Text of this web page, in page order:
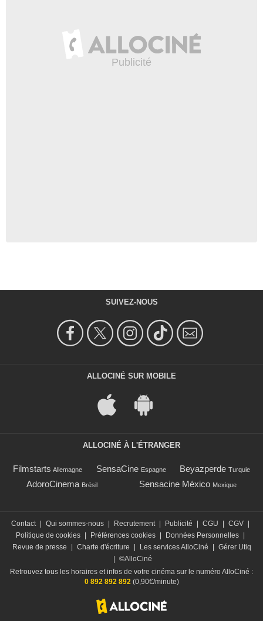
SUIVEZ-NOUS
ALLOCINÉ SUR MOBILE
ALLOCINÉ À L'ÉTRANGER
Filmstarts Allemagne SensaCine Espagne Beyazperde Turquie
AdoroCinema Brésil Sensacine México Mexique
Contact Qui sommes-nous Recrutement Publicité CGU CGV
Politique de cookies
Préférences cookies Données Personnelles
Revue de presse
Charte d'écriture Les services AlloCiné
Gérer Utiq
©AlloCiné
Retrouvez tous les horaires et infos de votre cinéma sur le numéro AlloCiné :
0 892 892 892(0,90€/minute)